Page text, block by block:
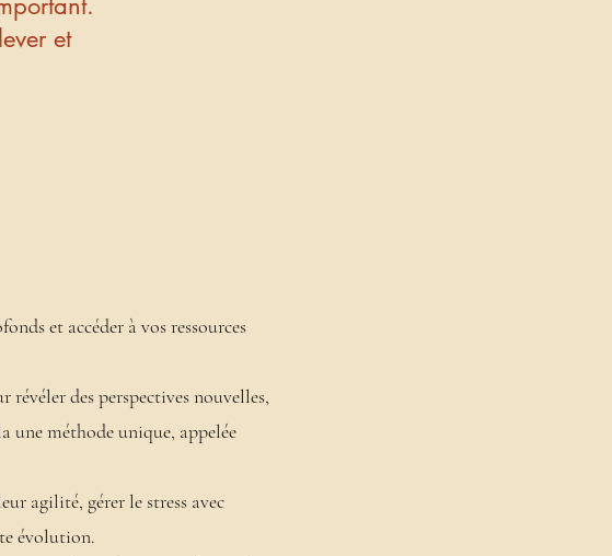
et
et accéder à vos ressources
des perspectives nouvelles,
une méthode unique, appelée
agilité, gérer le stress avec
évolution.